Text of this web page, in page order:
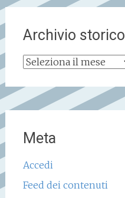
Archivio storico
Archivio
Meta
Accedi
Feed dei contenuti